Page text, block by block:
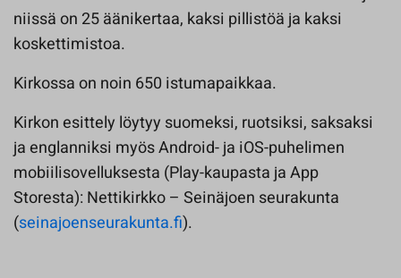
niissä on 25 äänikertaa, kaksi pillistöä ja kaksi
koskettimistoa.
Kirkossa on noin 650 istumapaikkaa.
Kirkon esittely löytyy suomeksi, ruotsiksi, saksaksi
ja englanniksi myös Android- ja iOS-puhelimen
mobiilisovelluksesta (Play-kaupasta ja App
Storesta): Nettikirkko – Seinäjoen seurakunta
(seinajoenseurakunta.fi).